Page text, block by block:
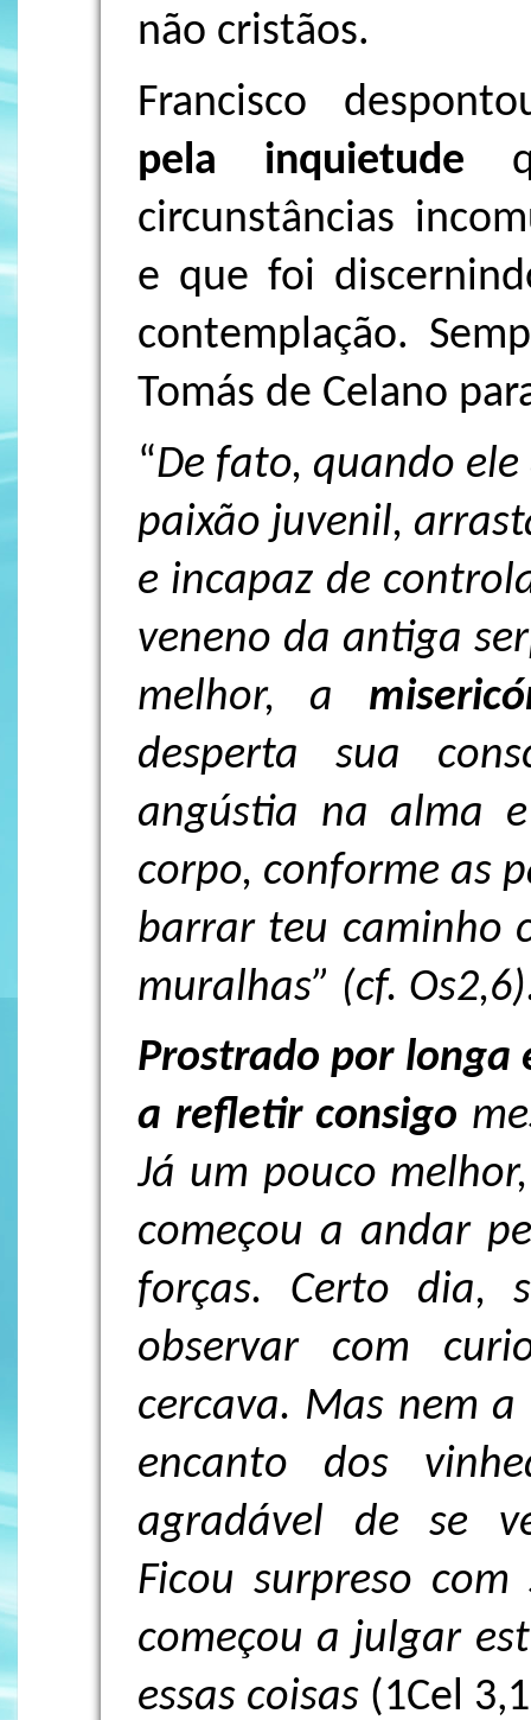
não cristãos.
Francisco
pela inquietude
circunstâncias
e que foi
contemplação.
Tomás de Celano
“De fato, quando
paixão juvenil,
e incapaz de
veneno da antiga
melhor, a
desperta sua
angústia na alma
corpo, conforme as
barrar teu caminho
muralhas” (cf.
Prostrado por
a refletir consigo
Já um pouco
começou a andar
forças. Certo dia,
observar com
cercava. Mas nem a
encanto dos
agradável de se
Ficou surpreso
começou a julgar
essas coisas (1Cel